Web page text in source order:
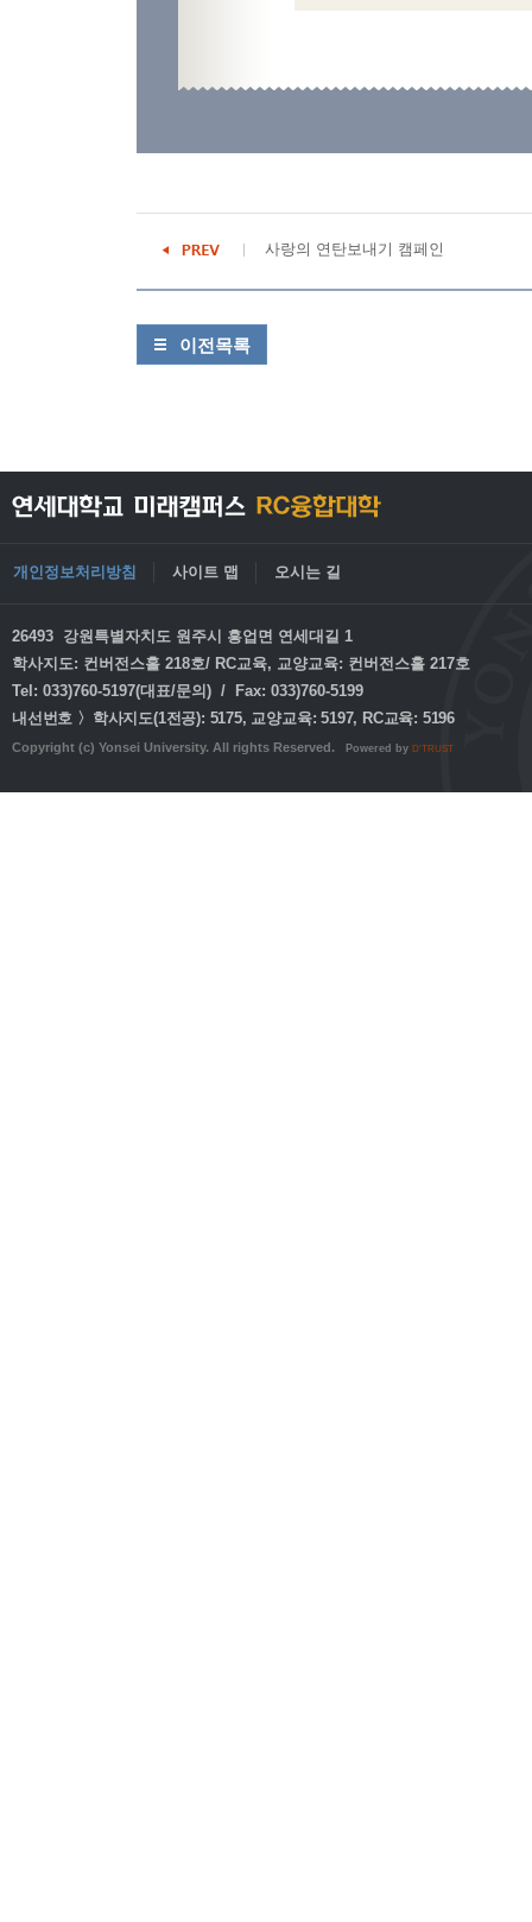
사랑의 연탄보내기 캠페인
이전목록
개인정보처리방침 사이트 맵 오시는 길
26493 강원특별자치도 원주시 흥업면 연세대길 1
학사지도: 컨버전스홀 218호/ RC교육, 교양교육: 컨버전스홀 217호
Tel: 033)760-5197(대표/문의) / Fax: 033)760-5199
내선번호 〉학사지도(1전공): 5175, 교양교육: 5197, RC교육: 5196
Copyright (c) Yonsei University. All rights Reserved. Powered by D'TRUST